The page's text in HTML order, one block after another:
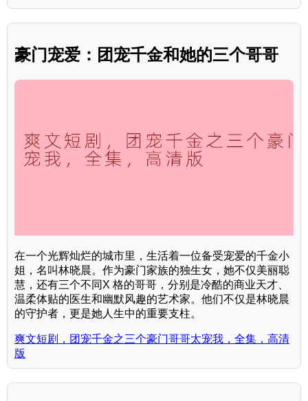
豪门宠爱：团宠千金和她的三个哥哥
在一个光辉灿烂的城市里，生活着一位备受宠爱的千金小
姐，名叫林晓晨。作为豪门家族的独生女，她不仅美丽聪
慧，还有三个不同X 格的哥哥，分别是冷酷的商业天才、
温柔体贴的医生和幽默风趣的艺术家。他们不仅是林晓晨
的守护者，更是她人生中的重要支柱。
爽文短剧，团宠千金之三个豪门哥哥太宠我，全集，高清
版